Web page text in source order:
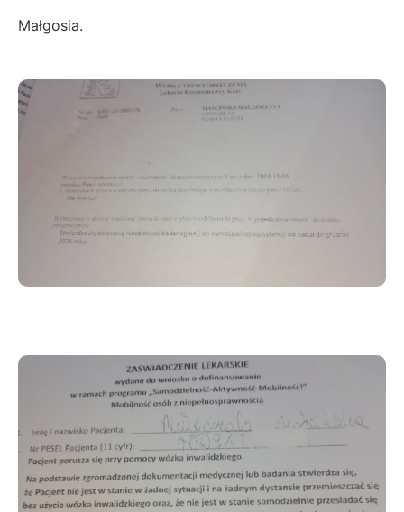
Małgosia.